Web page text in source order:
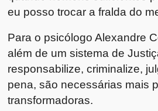
eu posso trocar a fralda do
Para o psicólogo Alexandre
além de um sistema de
responsabilize, criminalize,
pena, são necessárias mais
transformadoras.